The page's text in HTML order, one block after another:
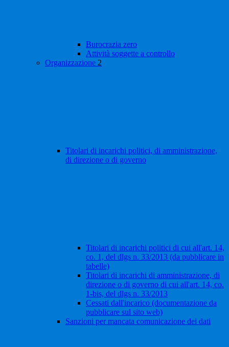
Burocrazia zero
Attività soggette a controllo
Organizzazione 2
Titolari di incarichi politici, di amministrazione,
di direzione o di governo
Titolari di incarichi politici di cui all'art. 14,
co. 1, del dlgs n. 33/2013 (da pubblicare in
tabelle)
Titolari di incarichi di amministrazione, di
direzione o di governo di cui all'art. 14, co.
1-bis, del dlgs n. 33/2013
Cessati dall'incarico (documentazione da
pubblicare sul sito web)
Sanzioni per mancata comunicazione dei dati